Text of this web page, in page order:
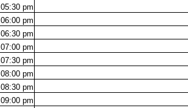
05:30 pm
06:00 pm
06:30 pm
07:00 pm
07:30 pm
08:00 pm
08:30 pm
09:00 pm